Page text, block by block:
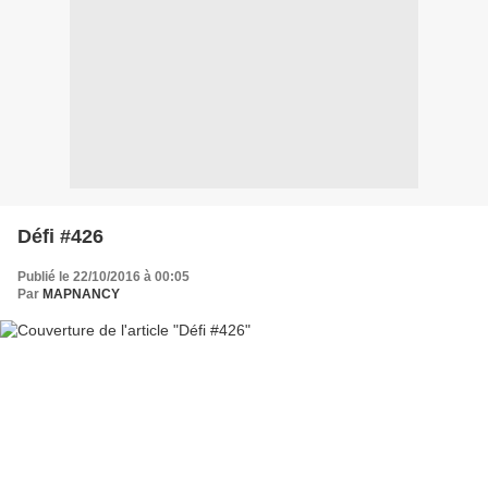
Défi #426
Publié le 22/10/2016 à 00:05
Par MAPNANCY